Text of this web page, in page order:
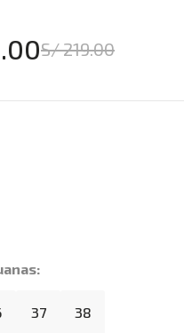
S/ 219.00
37 38